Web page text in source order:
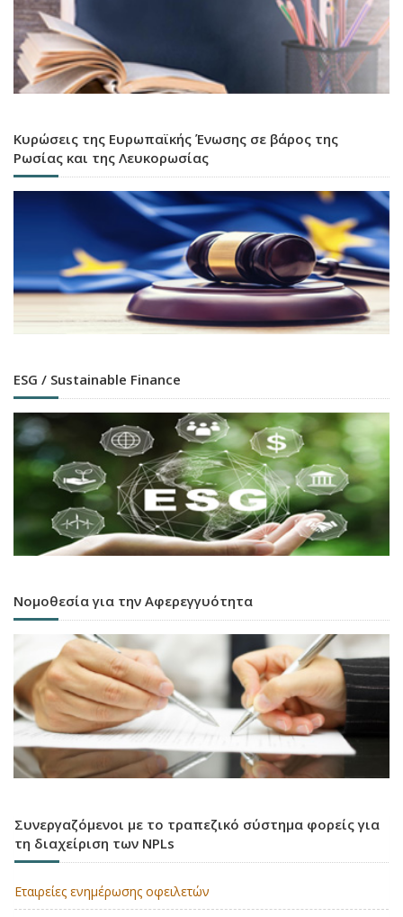
Κυρώσεις της Ευρωπαϊκής Ένωσης σε βάρος της
Ρωσίας και της Λευκορωσίας
ESG / Sustainable Finance
Νομοθεσία για την Αφερεγγυότητα
Συνεργαζόμενοι με το τραπεζικό σύστημα φορείς για
τη διαχείριση των NPLs
Εταιρείες ενημέρωσης οφειλετών